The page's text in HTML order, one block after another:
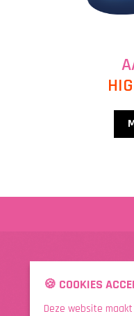
🍪 COOKIES
Deze website